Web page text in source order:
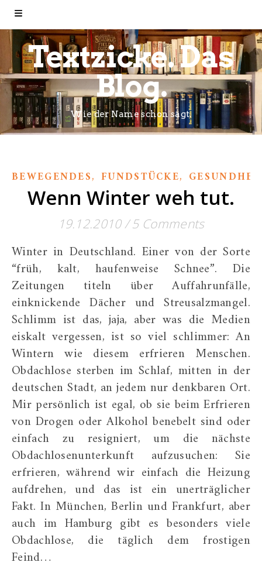
Textzicke. Das
Blog.
Wie der Name schon sagt.
BEWEGENDES, FUNDSTÜCKE,
Wenn Winter weh tut.
19.12.2010/ 5 Comments
Winter in Deutschland. Einer von der Sorte
“früh, kalt, haufenweise Schnee”. Die
Zeitungen titeln über Auffahrunfälle,
einknickende Dächer und Streusalzmangel.
Schlimm ist das, jaja, aber was die Medien
eiskalt vergessen, ist so viel schlimmer: An
Wintern wie diesem erfrieren Menschen.
Obdachlose sterben im Schlaf, mitten in der
deutschen Stadt, an jedem nur denkbaren Ort.
Mir persönlich ist egal, ob sie beim Erfrieren
von Drogen oder Alkohol benebelt sind oder
einfach zu resigniert, um die nächste
Obdachlosenunterkunft aufzusuchen: Sie
erfrieren, während wir einfach die Heizung
aufdrehen, und das ist ein unerträglicher
Fakt. In München, Berlin und Frankfurt, aber
auch im Hamburg gibt es besonders viele
Obdachlose, die täglich dem frostigen
Feind…